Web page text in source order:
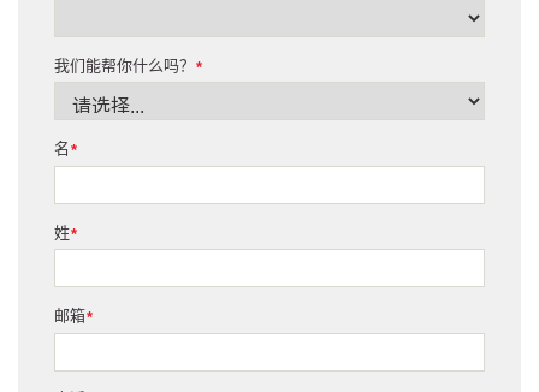
*
我们能帮你什么吗？
*
名
*
姓
*
邮箱